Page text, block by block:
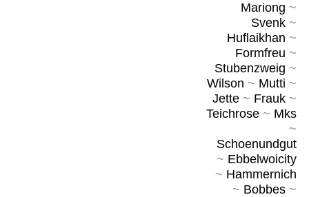
Mariong ~
Svenk~
Huflaikhan ~
Formfreu ~
Stubenzweig ~
Wilson ~ Mutti ~
Jette~ Frauk~
Teichrose~ Mks
~
Schoenundgut
~ Ebbelwoicity
~ Hammernich
~ Bobbes~